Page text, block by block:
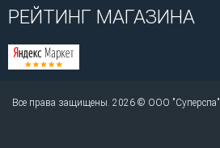
РЕЙТИНГ МАГАЗИНА
Все права защищены. 2026 © ООО "Суперспа"